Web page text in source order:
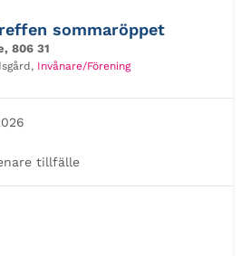
sommaröppet
806 31
Invånare/Förening
tillfälle